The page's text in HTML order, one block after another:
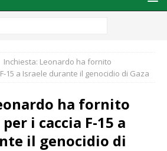
Inchiesta: Leonardo ha fornito
15 a Israele durante il genocidio di Gaza
ha fornito
i caccia F-15 a
il genocidio di